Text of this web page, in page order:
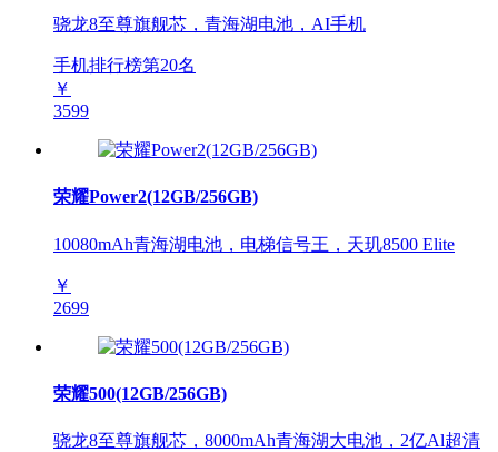
骁龙8至尊旗舰芯，青海湖电池，AI手机
手机排行榜第20名
￥
3599
荣耀Power2(12GB/256GB)
10080mAh青海湖电池，电梯信号王，天玑8500 Elite
￥
2699
荣耀500(12GB/256GB)
骁龙8至尊旗舰芯，8000mAh青海湖大电池，2亿Al超清